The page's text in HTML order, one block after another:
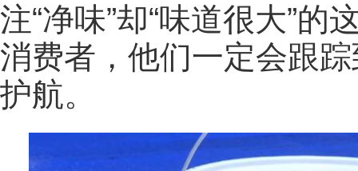
注“净味”却“味道很大”
消费者，他们一定会跟
护航。